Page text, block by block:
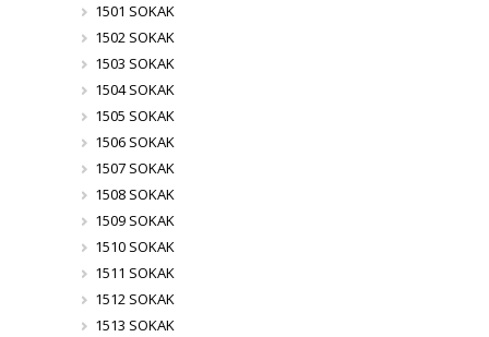
1501 SOKAK
1502 SOKAK
1503 SOKAK
1504 SOKAK
1505 SOKAK
1506 SOKAK
1507 SOKAK
1508 SOKAK
1509 SOKAK
1510 SOKAK
1511 SOKAK
1512 SOKAK
1513 SOKAK